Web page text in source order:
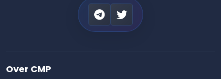
Over CMP